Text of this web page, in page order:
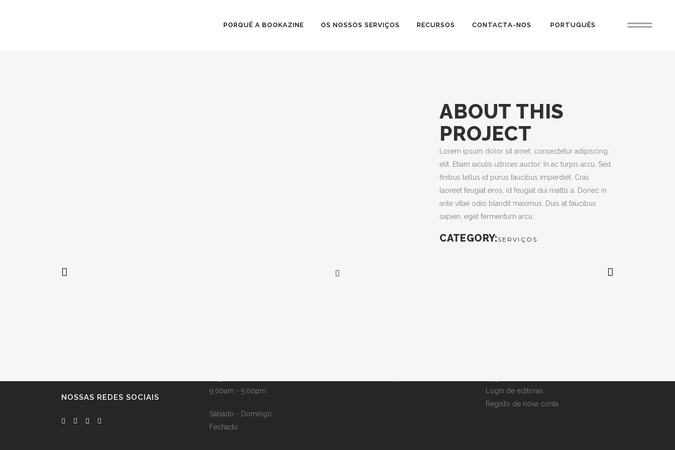
PORQUÊ A BOOKAZINE OS NOSSOS SERVIÇOS RECURSOS CONTACTA-NOS PORTUGUÊS
CATEGORY SERVIÇOS
ABOUT THIS
PROJECT
Lorem ipsum dolor sit amet, consectetur adipiscing
elit. Etiam iaculis ultrices auctor. In ac turpis arcu. Sed
finibus tellus id purus faucibus imperdiet. Cras
laoreet feugiat eros, id feugiat dui mattis a. Donec in
ante vitae odio blandit maximus. Duis at faucibus
sapien, eget fermentum arcu.
NOSSAS REDES SOCIAIS
9:00am - 5:00pm
Sábado - Domingo
Fechado
Login de editoras
Registo de nova conta